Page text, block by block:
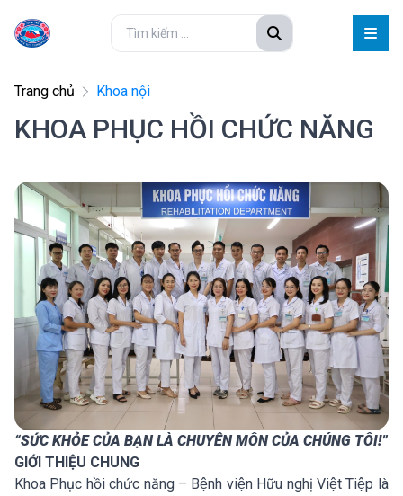
Trang chủ Khoa nội
KHOA PHỤC HỒI CHỨC NĂNG
“SỨC KHỎE CỦA BẠN LÀ CHUYÊN MÔN CỦA CHÚNG TÔI!”
GIỚI THIỆU CHUNG
Khoa Phục hồi chức năng – Bệnh viện Hữu nghị Việt Tiệp là